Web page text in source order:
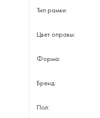
Тип рамки:
Цвет оправы:
Форма:
Бренд:
Пол: